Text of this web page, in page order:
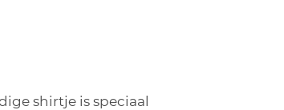
shirtje is speciaal